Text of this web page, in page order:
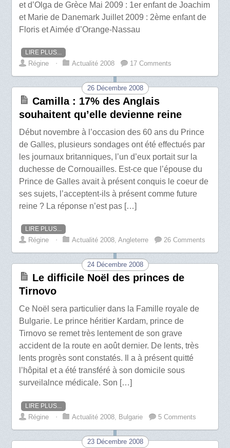
et d’Olga de Grèce Mai 2009 : 1er enfant de Joachim
et Marie de Danemark Juillet 2009 : 2ème enfant de
Floris et Aimée d’Orange-Nassau
LIRE PLUS...
Régine ⋅ Actualité 2008 17 Comments
26 Décembre 2008
Camilla : 17% des Anglais
souhaitent qu’elle devienne reine
Début novembre à l’occasion des 60 ans du Prince
de Galles, plusieurs sondages ont été effectués par
les journaux britanniques, l’un d’eux portait sur la
duchesse de Cornouailles. Est-ce que l’épouse du
Prince de Galles avait à présent conquis le coeur de
ses sujets, l’acceptent-ils à présent comme future
reine ? La réponse n’est pas […]
LIRE PLUS...
Régine ⋅ Actualité 2008,Angleterre 26 Comments
24 Décembre 2008
Le difficile Noël des princes de
Tirnovo
Ce Noël sera particulier dans la Famille royale de
Bulgarie. Le prince héritier Kardam, prince de
Tirnovo se remet très lentement de son grave
accident de la route en août dernier. De lents, très
lents progrès sont constatés. Il a à présent quitté
l’hôpital et a été transféré à son domicile sous
surveilalnce médicale. Son […]
LIRE PLUS...
Régine ⋅ Actualité 2008 Bulgarie 5 Comments
23 Décembre 2008